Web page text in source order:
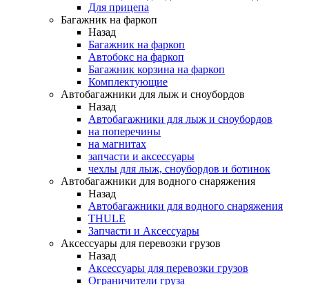
Для прицепа
Багажник на фаркоп
Назад
Багажник на фаркоп
Автобокс на фаркоп
Багажник корзина на фаркоп
Комплектующие
Автобагажники для лыж и сноубордов
Назад
Автобагажники для лыж и сноубордов
на поперечины
на магнитах
запчасти и аксессуары
чехлы для лыж, сноубордов и ботинок
Автобагажники для водного снаряжения
Назад
Автобагажники для водного снаряжения
THULE
Запчасти и Аксессуары
Аксессуары для перевозки грузов
Назад
Аксессуары для перевозки грузов
Ограничители груза